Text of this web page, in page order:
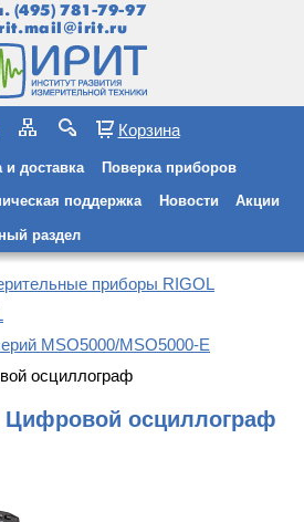
(495) 781-79-97
Корзина
и доставка Поверка приборов
поддержка Новости Акции
раздел
приборы RIGOL
MSO5000/MSO5000-E
осциллограф
Цифровой осциллограф